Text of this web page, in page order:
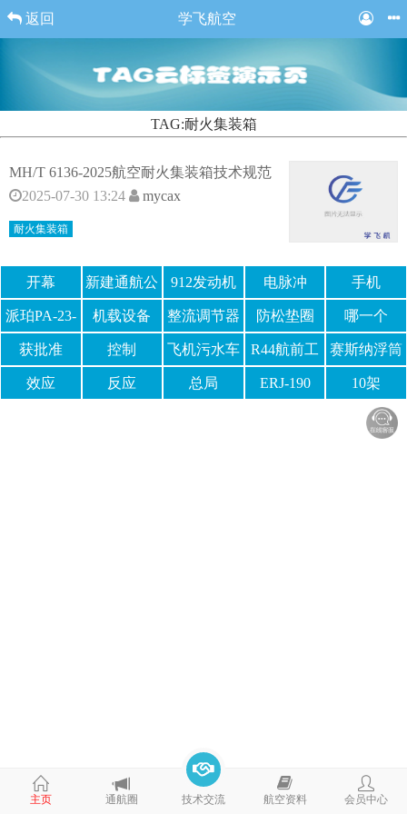
返回 学飞航空
TAG:耐火集装箱
MH/T 6136-2025航空耐火集装箱技术规范
2025-07-30 13:24
mycax
耐火集装箱
开幕 新建通航公
司
912发动机 电脉冲 手机
派珀PA-23-
160
机载设备 整流调节器 防松垫圈 哪一个
获批准 控制 飞机污水车 R44航前工
作单
赛斯纳浮筒
效应 反应 总局 ERJ-190 10架
主页 通航圈 技术交流 航空资料 会员中心